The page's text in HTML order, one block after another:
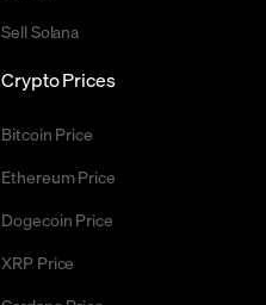
Sell Solana
Crypto Prices
Bitcoin Price
Ethereum Price
Dogecoin Price
XRP Price